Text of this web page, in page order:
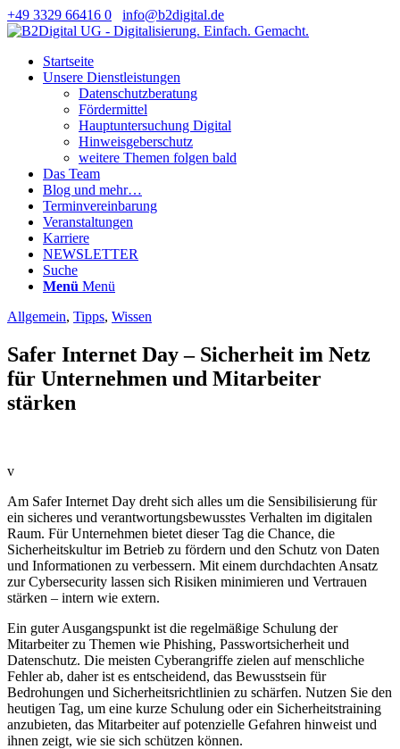
+49 3329 66416 0 info@b2digital.de
Startseite
Unsere Dienstleistungen
Datenschutzberatung
Fördermittel
Hauptuntersuchung Digital
Hinweisgeberschutz
weitere Themen folgen bald
Das Team
Blog und mehr…
Terminvereinbarung
Veranstaltungen
Karriere
NEWSLETTER
Suche
Menü Menü
Allgemein, Tipps, Wissen
Safer Internet Day – Sicherheit im Netz
für Unternehmen und Mitarbeiter
stärken
v
Am Safer Internet Day dreht sich alles um die Sensibilisierung für
ein sicheres und verantwortungsbewusstes Verhalten im digitalen
Raum. Für Unternehmen bietet dieser Tag die Chance, die
Sicherheitskultur im Betrieb zu fördern und den Schutz von Daten
und Informationen zu verbessern. Mit einem durchdachten Ansatz
zur Cybersecurity lassen sich Risiken minimieren und Vertrauen
stärken – intern wie extern.
Ein guter Ausgangspunkt ist die regelmäßige Schulung der
Mitarbeiter zu Themen wie Phishing, Passwortsicherheit und
Datenschutz. Die meisten Cyberangriffe zielen auf menschliche
Fehler ab, daher ist es entscheidend, das Bewusstsein für
Bedrohungen und Sicherheitsrichtlinien zu schärfen. Nutzen Sie den
heutigen Tag, um eine kurze Schulung oder ein Sicherheitstraining
anzubieten, das Mitarbeiter auf potenzielle Gefahren hinweist und
ihnen zeigt, wie sie sich schützen können.